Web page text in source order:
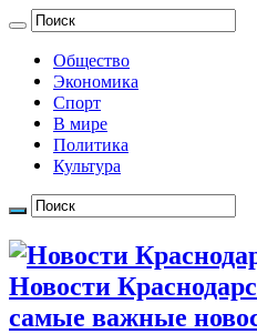
Общество
Экономика
Спорт
В мире
Политика
Культура
Новости
самые важные